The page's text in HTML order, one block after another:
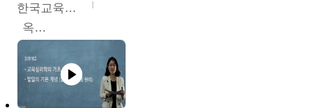
한국교육학술정보원
옥현진